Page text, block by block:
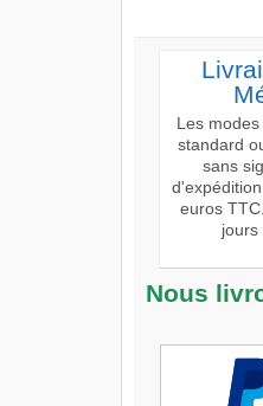
Les
standard
sans
euros
jours
Nous